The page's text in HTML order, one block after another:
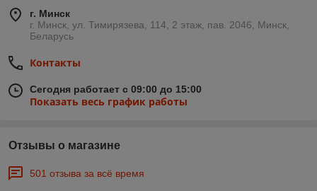
г. Минск
г. Минск, ул. Тимирязева, 114, 2 этаж, пав. 2046, Минск,
Беларусь
Контакты
Сегодня работает с 09:00 до 15:00
Показать весь график работы
Отзывы о магазине
501 отзыва за всё время